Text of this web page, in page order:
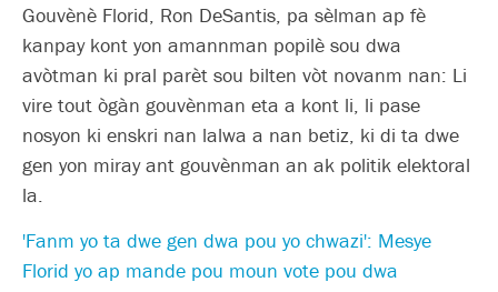
Gouvènè Florid, Ron DeSantis, pa sèlman ap fè
kanpay kont yon amannman popilè sou dwa
avòtman ki pral parèt sou bilten vòt novanm nan: Li
vire tout ògàn gouvènman eta a kont li, li pase
nosyon ki enskri nan lalwa a nan betiz, ki di ta dwe
gen yon miray ant gouvènman an ak politik elektoral
la.
'Fanm yo ta dwe gen dwa pou yo chwazi': Mesye
Florid yo ap mande pou moun vote pou dwa